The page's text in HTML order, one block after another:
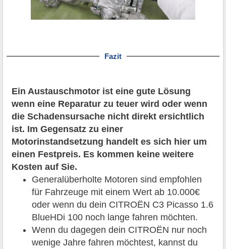
Fazit
Ein Austauschmotor ist eine gute Lösung
wenn eine Reparatur zu teuer wird oder wenn
die Schadensursache nicht direkt ersichtlich
ist. Im Gegensatz zu einer
Motorinstandsetzung handelt es sich hier um
einen Festpreis. Es kommen keine weitere
Kosten auf Sie.
Generalüberholte Motoren sind empfohlen
für Fahrzeuge mit einem Wert ab 10.000€
oder wenn du dein CITROËN C3 Picasso 1.6
BlueHDi 100 noch lange fahren möchten.
Wenn du dagegen dein CITROËN nur noch
wenige Jahre fahren möchtest, kannst du